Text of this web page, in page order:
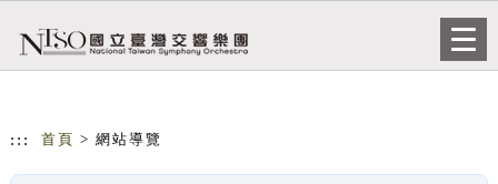
::: 首頁 > 網站導覽